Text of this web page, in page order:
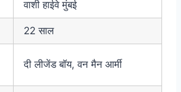
वाशी हाईवे मुंबई
22 साल
दी लीजेंड बॉय, वन मैन आर्मी